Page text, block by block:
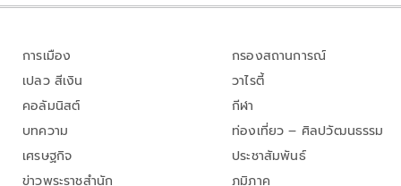
การเมือง
เปลว สีเงิน
คอลัมนิสต์
บทความ
เศรษฐกิจ
ข่าวพระราชสำนัก
กรองสถานการณ์
วาไรตี้
กีฬา
ท่องเที่ยว – ศิลปวัฒนธรรม
ประชาสัมพันธ์
ภูมิภาค